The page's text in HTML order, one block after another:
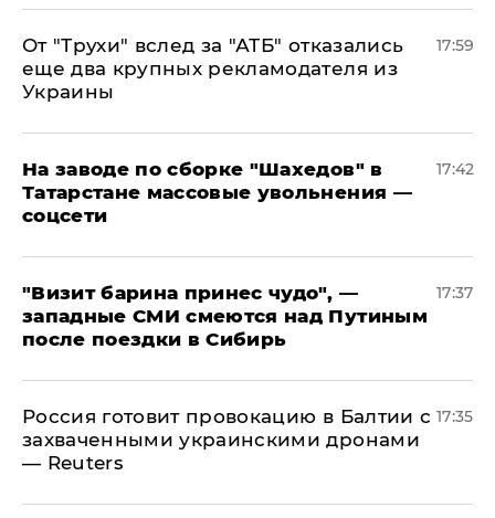
От "Трухи" вслед за "АТБ" отказались
еще два крупных рекламодателя из
Украины
17:59
На заводе по сборке "Шахедов" в
Татарстане массовые увольнения —
соцсети
17:42
"Визит барина принес чудо", —
западные СМИ смеются над Путиным
после поездки в Сибирь
17:37
​Россия готовит провокацию в Балтии с
захваченными украинскими дронами
— Reuters
17:35